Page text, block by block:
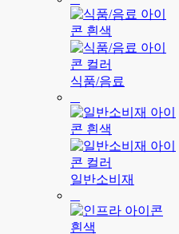
식품/음료
일반소비재